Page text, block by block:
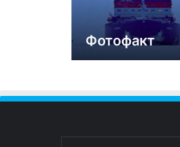
Фотофакт